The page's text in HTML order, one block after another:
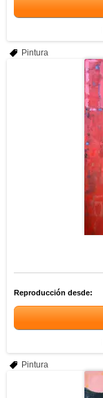
Pintura
Reproducción desde:
Pintura